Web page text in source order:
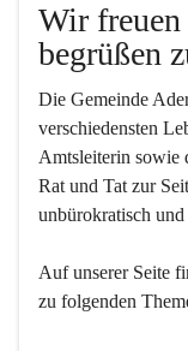
Wir freuen
begrüßen
Die Gemeinde
verschiedensten
Amtsleiterin sowie
Rat und Tat zur
unbürokratisch
Auf unserer Seite
zu folgenden